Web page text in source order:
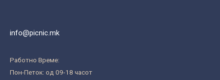
info@picnic.mk
Работно Време:
Пон-Петок: од 09-18 часот